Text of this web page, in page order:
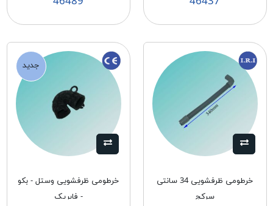
خرطومی ظرفشويی 34 سانتی
سركج
جدید
خرطومی ظرفشويی وستل - بكو
- فابريک